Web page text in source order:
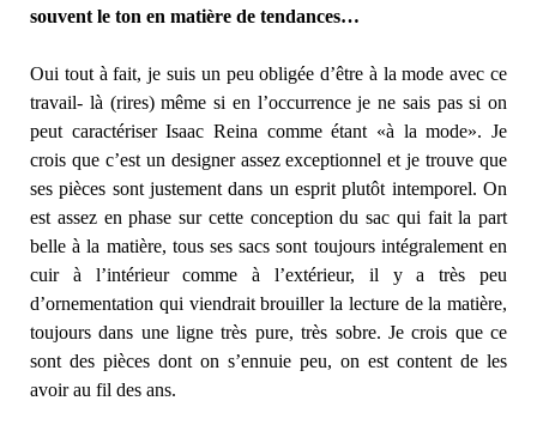
souvent le ton en matière de tendances…
Oui tout à fait, je suis un peu obligée d’être à la mode avec ce
travail- là (rires) même si en l’occurrence je ne sais pas si on
peut caractériser Isaac Reina comme étant «à la mode». Je
crois que c’est un designer assez exceptionnel et je trouve que
ses pièces sont justement dans un esprit plutôt intemporel. On
est assez en phase sur cette conception du sac qui fait la part
belle à la matière, tous ses sacs sont toujours intégralement en
cuir à l’intérieur comme à l’extérieur, il y a très peu
d’ornementation qui viendrait brouiller la lecture de la matière,
toujours dans une ligne très pure, très sobre. Je crois que ce
sont des pièces dont on s’ennuie peu, on est content de les
avoir au fil des ans.